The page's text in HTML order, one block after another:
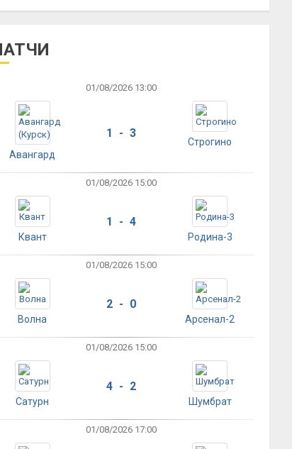
01/08/2026 13:00
Авангард
1 - 3
Строгино
01/08/2026 15:00
Квант
1 - 4
Родина-3
01/08/2026 15:00
Волна
2 - 0
Арсенал-2
01/08/2026 15:00
Сатурн
4 - 2
Шумбрат
01/08/2026 17:00